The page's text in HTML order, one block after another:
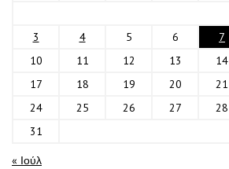
3
4 5 6 7
10
11 12 13 14
17
18 19 20 21
24
25 26 27 28
31
« Ιούλ